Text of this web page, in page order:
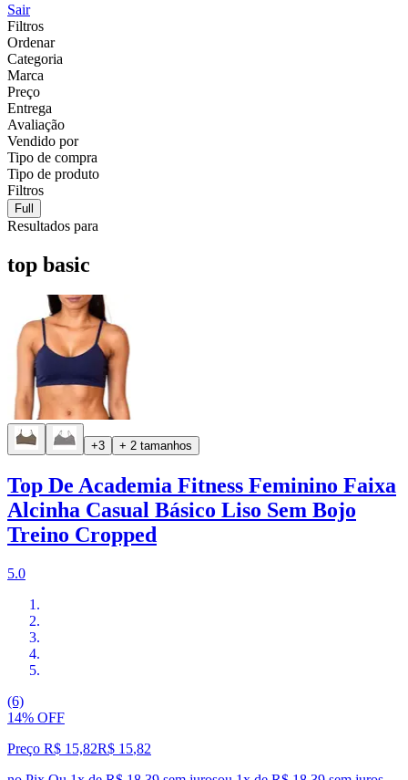
Sair
Filtros
Ordenar
Categoria
Marca
Preço
Entrega
Avaliação
Vendido por
Tipo de compra
Tipo de produto
Filtros
Full
Resultados para
top basic
+3 + 2 tamanhos
Top De Academia Fitness Feminino Faixa
Alcinha Casual Básico Liso Sem Bojo
Treino Cropped
5.0
(6)
14% OFF
Preço R$ 15,82R$ 15,82